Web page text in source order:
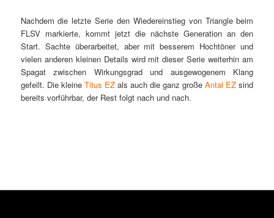
Nachdem die letzte Serie den Wiedereinstieg von Triangle beim
FLSV markierte, kommt jetzt die nächste Generation an den
Start. Sachte überarbeitet, aber mit besserem Hochtöner und
vielen anderen kleinen Details wird mit dieser Serie weiterhin am
Spagat zwischen Wirkungsgrad und ausgewogenem Klang
gefeilt. Die kleine Titus EZals auch die ganz großeAntal EZ sind
bereits vorführbar, der Rest folgt nach und nach.